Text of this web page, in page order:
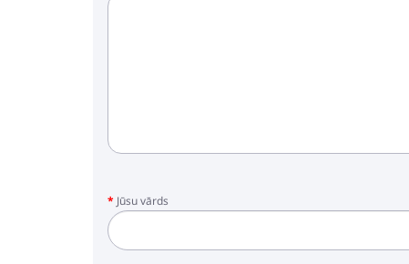
Jūsu vārds